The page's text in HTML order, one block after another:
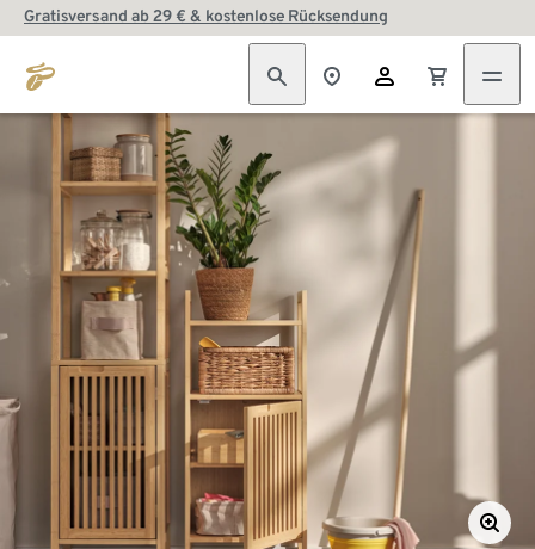
Gratisversand ab 29 € & kostenlose Rücksendung